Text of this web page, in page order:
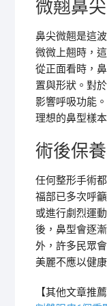
微翹鼻
鼻尖微翹是這
微微上翹時，
從正面看時，
置與形狀。對
影響呼吸功能
理想的鼻型樣
術後保
任何整形手術
福部已多次呼
或進行劇烈運
後，鼻型會逐
外，許多民眾
美麗不應以健
【其他文章推薦